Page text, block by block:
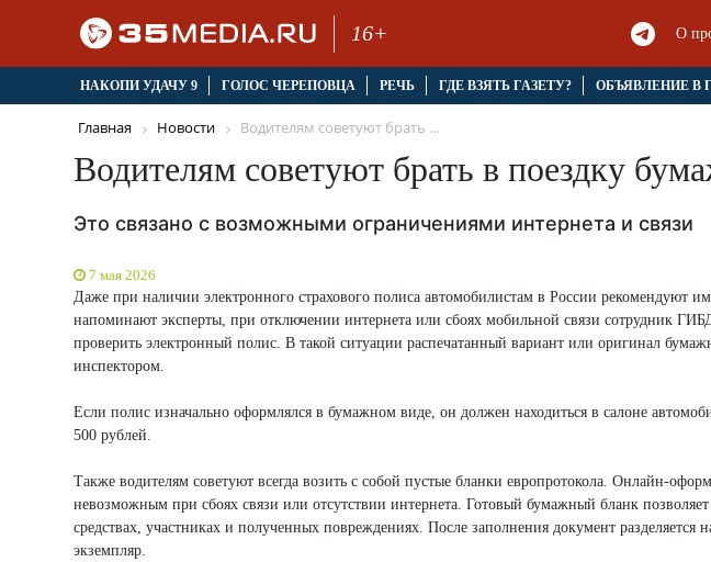
16+ О
НАКОПИ УДАЧУ 9 ГОЛОС ЧЕРЕПОВЦА РЕЧЬ ГДЕ ВЗЯТЬ ГАЗЕТУ? ОБЪЯВЛЕНИЕ В
Главная Новости Водителям советуют брать ...
Водителям советуют брать в поездку
Это связано с возможными ограничениями интернета и связи
7 мая 2026
Даже при наличии электронного страхового полиса автомобилистам в России рекомендуют
напоминают эксперты, при отключении интернета или сбоях мобильной связи сотрудник
проверить электронный полис. В такой ситуации распечатанный вариант или оригинал
инспектором.
Если полис изначально оформлялся в бумажном виде, он должен находиться в салоне
500 рублей.
Также водителям советуют всегда возить с собой пустые бланки европротокола. Онлайн-
невозможным при сбоях связи или отсутствии интернета. Готовый бумажный бланк
средствах, участниках и полученных повреждениях. После заполнения документ
экземпляр.